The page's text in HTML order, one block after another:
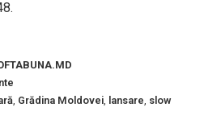
, Grădina Moldovei, lansare slow